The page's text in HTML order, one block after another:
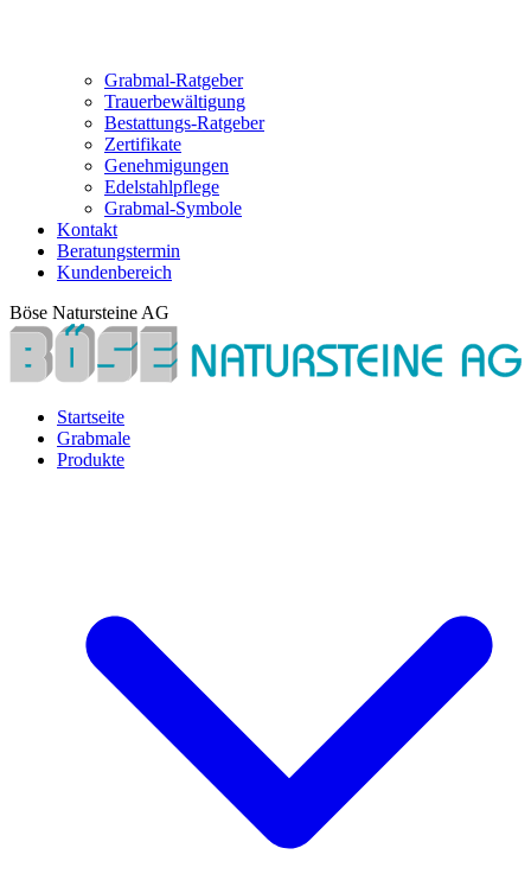
Grabmal-Ratgeber
Trauerbewältigung
Bestattungs-Ratgeber
Zertifikate
Genehmigungen
Edelstahlpflege
Grabmal-Symbole
Kontakt
Beratungstermin
Kundenbereich
Böse Natursteine AG
Startseite
Grabmale
Produkte